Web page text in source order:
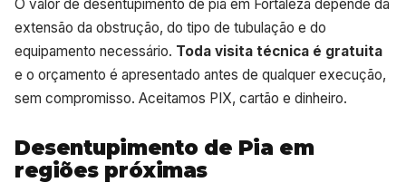
O valor de desentupimento de pia em Fortaleza depende da
extensão da obstrução, do tipo de tubulação e do
equipamento necessário. Toda visita técnica é gratuita
e o orçamento é apresentado antes de qualquer execução,
sem compromisso. Aceitamos PIX, cartão e dinheiro.
Desentupimento de Pia em
regiões próximas